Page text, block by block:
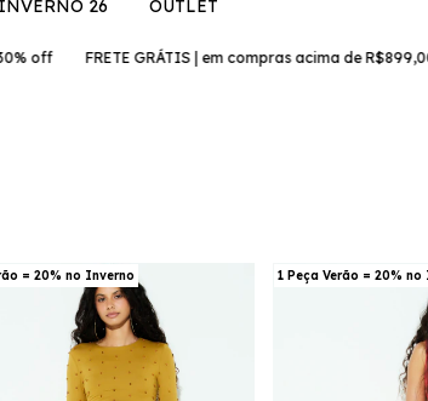
INVERNO 26 OUTLET
off FRETE GRÁTIS | em compras acima de R$899,00
= 20% no Inverno 1 Peça Verão = 20% no